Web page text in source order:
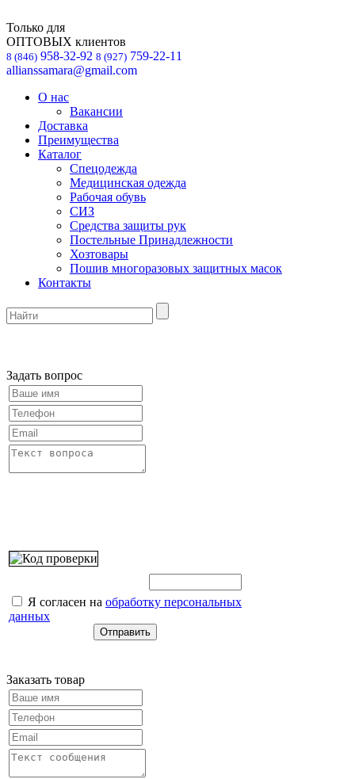
Только для
ОПТОВЫХ клиентов
8 (846) 958-32-92 8 (927) 759-22-11
allianssamara@gmail.com
О нас
Вакансии
Доставка
Преимущества
Каталог
Спецодежда
Медицинская одежда
Рабочая обувь
СИЗ
Средства защиты рук
Постельные Принадлежности
Хозтовары
Пошив многоразовых защитных масок
Контакты
Задать вопрос
Я согласен на обработку персональных
данных
Заказать товар